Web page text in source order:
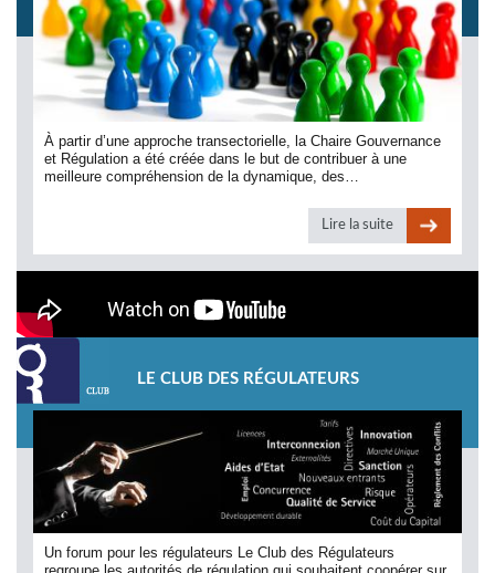
À partir d’une approche transectorielle, la Chaire Gouvernance
et Régulation a été créée dans le but de contribuer à une
meilleure compréhension de la dynamique, des…
Lire la suite
LE CLUB DES RÉGULATEURS
Un forum pour les régulateurs Le Club des Régulateurs